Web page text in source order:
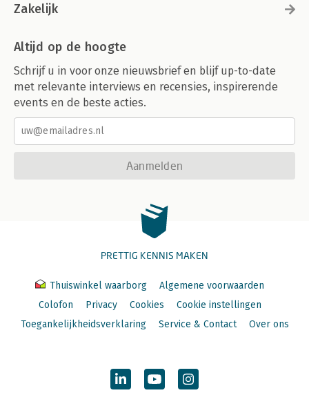
Zakelijk
Altijd op de hoogte
Schrijf u in voor onze nieuwsbrief en blijf up-to-date
met relevante interviews en recensies, inspirerende
events en de beste acties.
Aanmelden
PRETTIG KENNIS MAKEN
Thuiswinkel waarborg
Algemene voorwaarden
Colofon
Privacy Cookies
Cookie instellingen
Toegankelijkheidsverklaring
Service & Contact Over ons